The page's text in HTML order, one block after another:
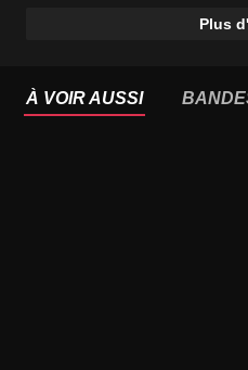
Plus
À VOIR AUSSI